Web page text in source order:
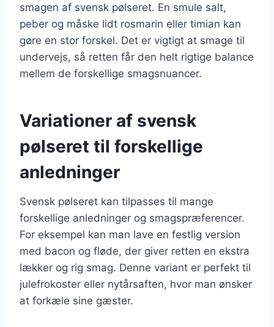
smagen af svensk pølseret. En smule salt,
peber og måske lidt rosmarin eller timian kan
gøre en stor forskel. Det er vigtigt at smage til
undervejs, så retten får den helt rigtige balance
mellem de forskellige smagsnuancer.
Variationer af svensk
pølseret til forskellige
anledninger
Svensk pølseret kan tilpasses til mange
forskellige anledninger og smagspræferencer.
For eksempel kan man lave en festlig version
med bacon og fløde, der giver retten en ekstra
lækker og rig smag. Denne variant er perfekt til
julefrokoster eller nytårsaften, hvor man ønsker
at forkæle sine gæster.